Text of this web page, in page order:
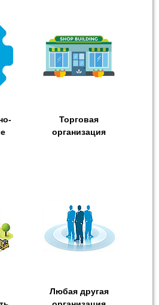
Торговая
организация
Любая другая